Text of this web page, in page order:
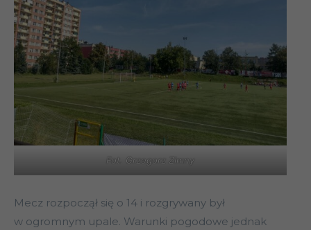
Fot. Grzegorz Zimny
Mecz rozpoczął się o 14 i rozgrywany był
w ogromnym upale. Warunki pogodowe jednak